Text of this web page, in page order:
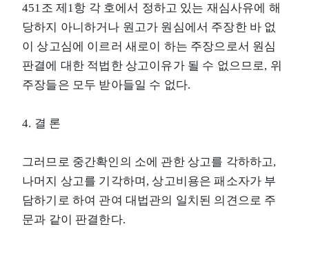
451조 제1항 각 호에서 정하고 있는 재심사유에 해
당하지 아니하거나 원고가 원심에서 주장한 바 없
이 상고심에 이르러 새로이 하는 주장으로서 원심
판결에 대한 적법한 상고이유가 될 수 없으므로, 위
주장들은 모두 받아들일 수 없다.
4. 결 론
그러므로 중간확인의 소에 관한 상고를 각하하고,
나머지 상고를 기각하며, 상고비용은 패소자가 부
담하기로 하여 관여 대법관의 일치된 의견으로 주
문과 같이 판결한다.